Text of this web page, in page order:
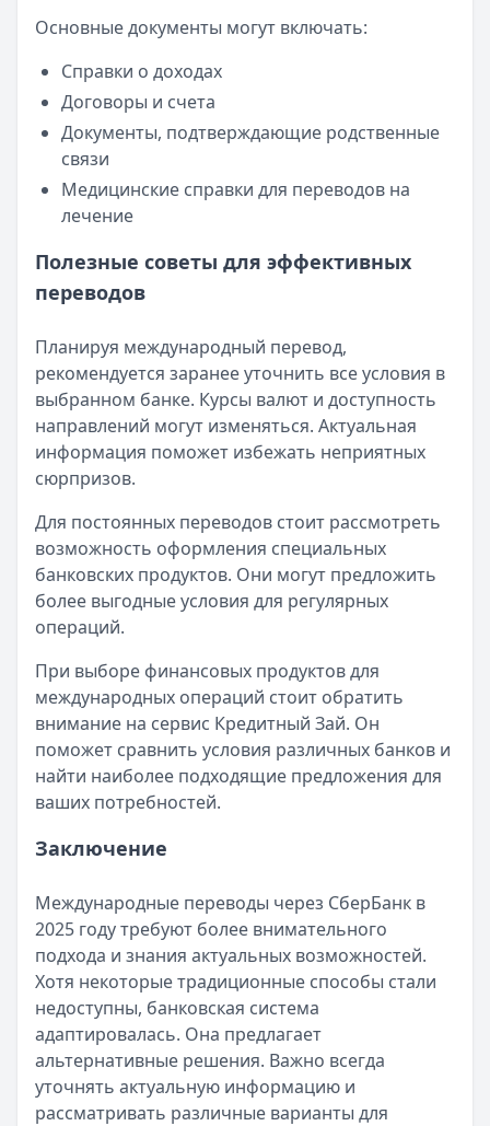
Основные документы могут включать:
Справки о доходах
Договоры и счета
Документы, подтверждающие родственные
связи
Медицинские справки для переводов на
лечение
Полезные советы для эффективных
переводов
Планируя международный перевод,
рекомендуется заранее уточнить все условия в
выбранном банке. Курсы валют и доступность
направлений могут изменяться. Актуальная
информация поможет избежать неприятных
сюрпризов.
Для постоянных переводов стоит рассмотреть
возможность оформления специальных
банковских продуктов. Они могут предложить
более выгодные условия для регулярных
операций.
При выборе финансовых продуктов для
международных операций стоит обратить
внимание на сервис Кредитный Зай. Он
поможет сравнить условия различных банков и
найти наиболее подходящие предложения для
ваших потребностей.
Заключение
Международные переводы через СберБанк в
2025 году требуют более внимательного
подхода и знания актуальных возможностей.
Хотя некоторые традиционные способы стали
недоступны, банковская система
адаптировалась. Она предлагает
альтернативные решения. Важно всегда
уточнять актуальную информацию и
рассматривать различные варианты для